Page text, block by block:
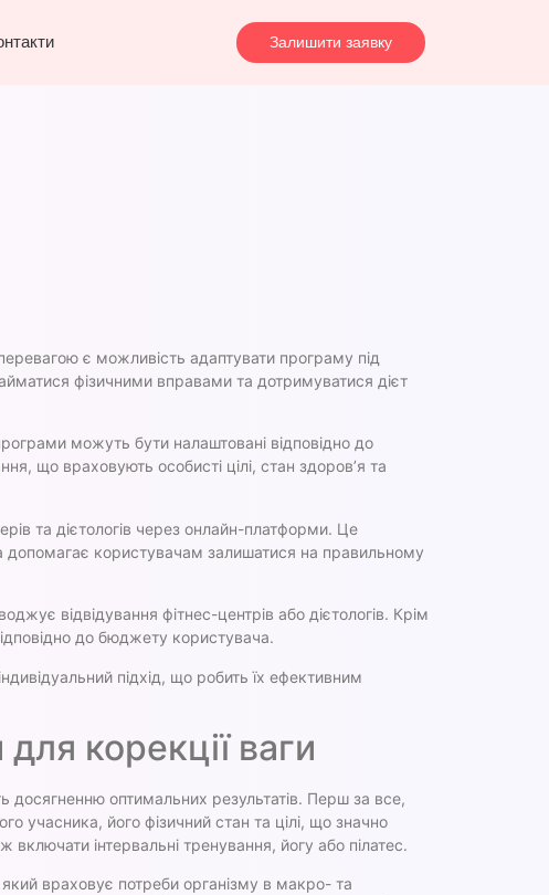
Залишити заявку
є можливість адаптувати програму під
фізичними вправами та дотримуватися дієт
можуть бути налаштовані відповідно до
що враховують особисті цілі, стан здоров’я та
та дієтологів через онлайн-платформи. Це
допомагає користувачам залишатися на правильному
відвідування фітнес-центрів або дієтологів. Крім
до бюджету користувача.
підхід, що робить їх ефективним
корекції ваги
досягненню оптимальних результатів. Перш за все,
учасника, його фізичний стан та цілі, що значно
інтервальні тренування, йогу або пілатес.
враховує потреби організму в макро- та